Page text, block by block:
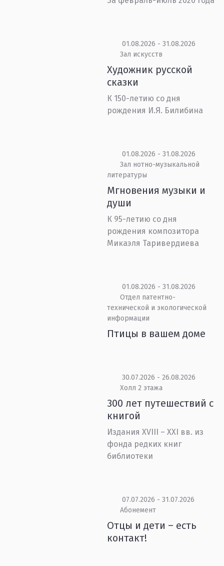
01.08.2026 - 31.08.2026
Зал искусств
Художник русской
сказки
К 150-летию со дня
рождения И.Я. Билибина
01.08.2026 - 31.08.2026
Зал нотно-музыкальной
литературы
Мгновения музыки и
души
К 95-летию со дня
рождения композитора
Микаэля Таривердиева
01.08.2026 - 31.08.2026
Отдел патентно-
технической и экологической
информации
Птицы в вашем доме
30.07.2026 - 26.08.2026
Холл 2 этажа
300 лет путешествий с
книгой
Издания XVIII – XXI вв. из
фонда редких книг
библиотеки
07.07.2026 - 31.07.2026
Абонемент
Отцы и дети – есть
контакт!